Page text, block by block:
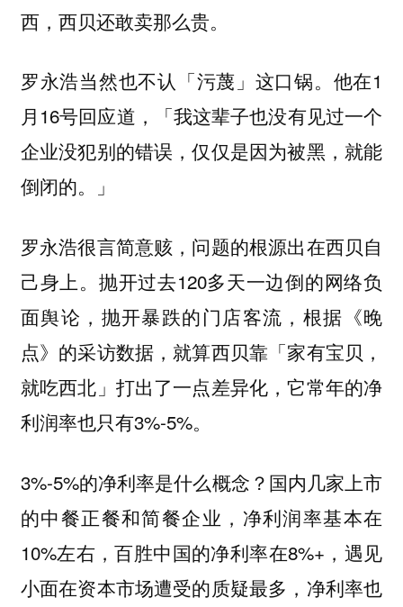
西，西贝还敢卖那么贵。
罗永浩当然也不认「污蔑」这口锅。他在1
月16号回应道，「我这辈子也没有见过一个
企业没犯别的错误，仅仅是因为被黑，就能
倒闭的。」
罗永浩很言简意赅，问题的根源出在西贝自
己身上。抛开过去120多天一边倒的网络负
面舆论，抛开暴跌的门店客流，根据《晚
点》的采访数据，就算西贝靠「家有宝贝，
就吃西北」打出了一点差异化，它常年的净
利润率也只有3%-5%。
3%-5%的净利率是什么概念？国内几家上市
的中餐正餐和简餐企业，净利润率基本在
10%左右，百胜中国的净利率在8%+，遇见
小面在资本市场遭受的质疑最多，净利率也